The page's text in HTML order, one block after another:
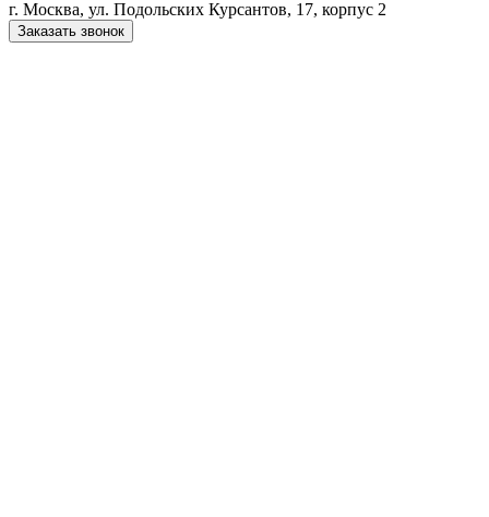
г. Москва, ул. Подольских Курсантов, 17, корпус 2
Заказать звонок